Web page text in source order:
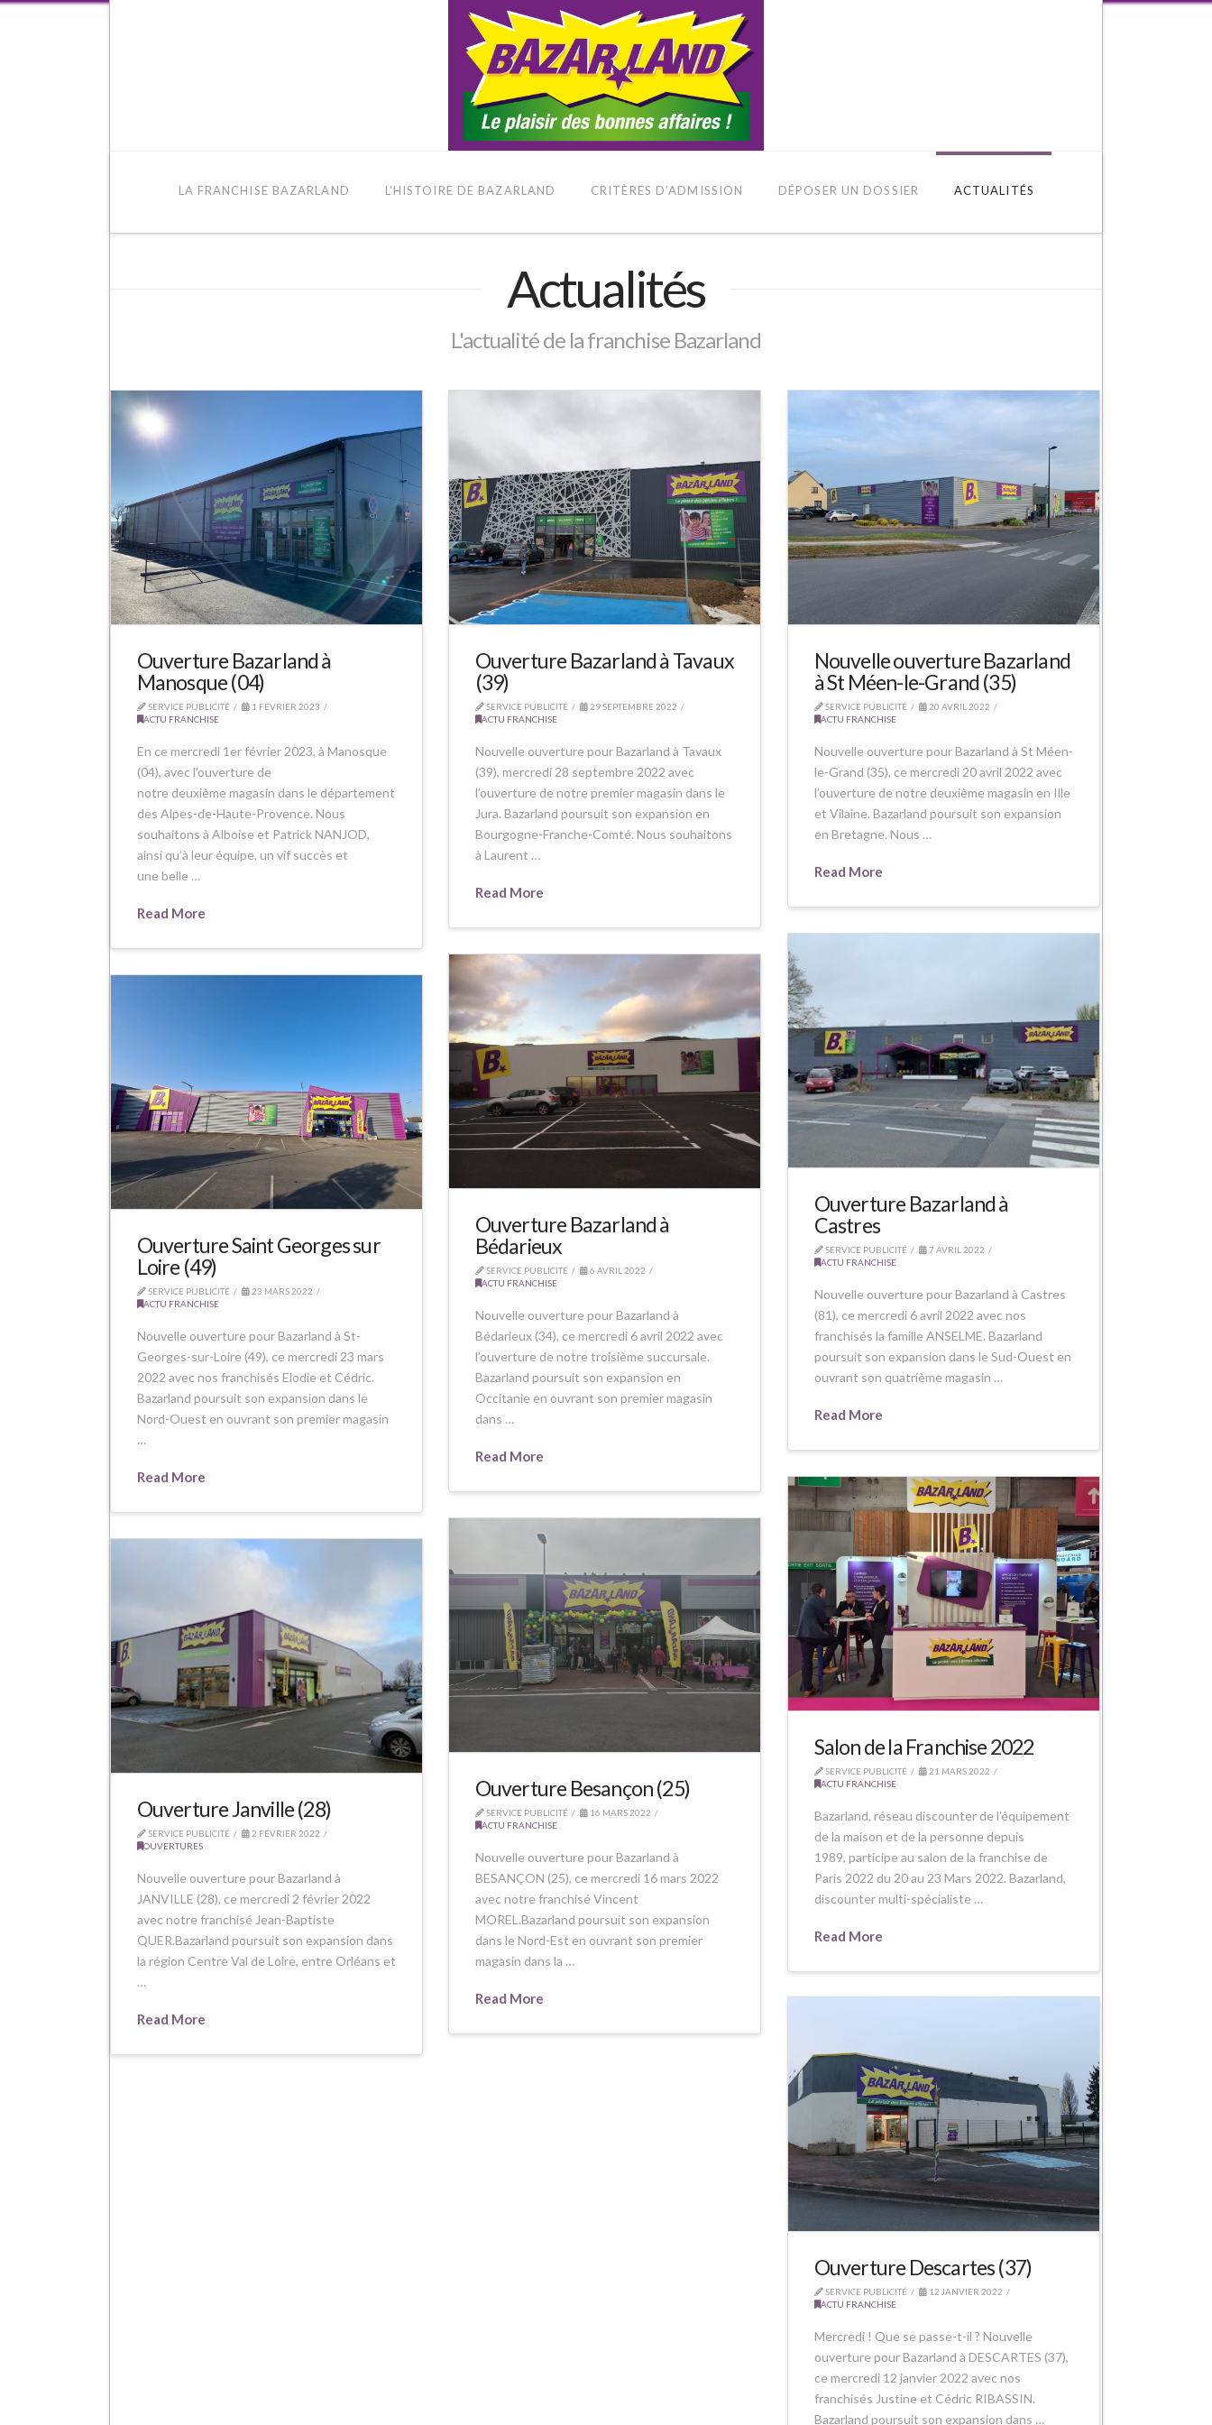
LA FRANCHISE BAZARLAND L’HISTOIRE DE BAZARLAND CRITÈRES D’ADMISSION DÉPOSER UN DOSSIER ACTUALITÉS
Actualités
L'actualité de la franchise Bazarland
Ouverture Bazarland à
Manosque (04)
SERVICE PUBLICITÉ
1 FÉVRIER 2023
ACTU FRANCHISE
En ce mercredi 1er février 2023, à Manosque
(04), avec l’ouverture de
notre deuxième magasin dans le département
des Alpes-de-Haute-Provence. Nous
souhaitons à Alboise et Patrick NANJOD,
ainsi qu’à leur équipe, un vif succès et
une belle …
Read More
Ouverture Bazarland à Tavaux
(39)
SERVICE PUBLICITÉ
29 SEPTEMBRE 2022
ACTU FRANCHISE
Nouvelle ouverture pour Bazarland à Tavaux
(39), mercredi 28 septembre 2022 avec
l’ouverture de notre premier magasin dans le
Jura. Bazarland poursuit son expansion en
Bourgogne-Franche-Comté. Nous souhaitons
à Laurent …
Read More
Nouvelle ouverture Bazarland
à St Méen-le-Grand (35)
SERVICE PUBLICITÉ
20 AVRIL 2022
ACTU FRANCHISE
Nouvelle ouverture pour Bazarland à St Méen-
le-Grand (35), ce mercredi 20 avril 2022 avec
l’ouverture de notre deuxième magasin en Ille
et Vilaine. Bazarland poursuit son expansion
en Bretagne. Nous …
Read More
Ouverture Bazarland à
Castres
SERVICE PUBLICITÉ
7 AVRIL 2022
ACTU FRANCHISE
Nouvelle ouverture pour Bazarland à Castres
(81), ce mercredi 6 avril 2022 avec nos
franchisés la famille ANSELME. Bazarland
poursuit son expansion dans le Sud-Ouest en
ouvrant son quatrième magasin …
Read More
Ouverture Bazarland à
Bédarieux
SERVICE PUBLICITÉ
6 AVRIL 2022
ACTU FRANCHISE
Nouvelle ouverture pour Bazarland à
Bédarieux (34), ce mercredi 6 avril 2022 avec
l’ouverture de notre troisième succursale.
Bazarland poursuit son expansion en
Occitanie en ouvrant son premier magasin
dans …
Read More
Ouverture Saint Georges sur
Loire (49)
SERVICE PUBLICITÉ
23 MARS 2022
ACTU FRANCHISE
Nouvelle ouverture pour Bazarland à St-
Georges-sur-Loire (49), ce mercredi 23 mars
2022 avec nos franchisés Elodie et Cédric.
Bazarland poursuit son expansion dans le
Nord-Ouest en ouvrant son premier magasin
…
Read More
Salon de la Franchise 2022
SERVICE PUBLICITÉ
21 MARS 2022
ACTU FRANCHISE
Bazarland, réseau discounter de l’équipement
de la maison et de la personne depuis
1989, participe au salon de la franchise de
Paris 2022 du 20 au 23 Mars 2022. Bazarland,
discounter multi-spécialiste …
Read More
Ouverture Besançon (25)
SERVICE PUBLICITÉ
16 MARS 2022
ACTU FRANCHISE
Nouvelle ouverture pour Bazarland à
BESANÇON (25), ce mercredi 16 mars 2022
avec notre franchisé Vincent
MOREL.Bazarland poursuit son expansion
dans le Nord-Est en ouvrant son premier
magasin dans la …
Read More
Ouverture Janville (28)
SERVICE PUBLICITÉ
2 FÉVRIER 2022
OUVERTURES
Nouvelle ouverture pour Bazarland à
JANVILLE (28), ce mercredi 2 février 2022
avec notre franchisé Jean-Baptiste
QUER.Bazarland poursuit son expansion dans
la région Centre Val de Loire, entre Orléans et
…
Read More
Ouverture Descartes (37)
SERVICE PUBLICITÉ
12 JANVIER 2022
ACTU FRANCHISE
Mercredi ! Que se passe-t-il ? Nouvelle
ouverture pour Bazarland à DESCARTES (37),
ce mercredi 12 janvier 2022 avec nos
franchisés Justine et Cédric RIBASSIN.
Bazarland poursuit son expansion dans …